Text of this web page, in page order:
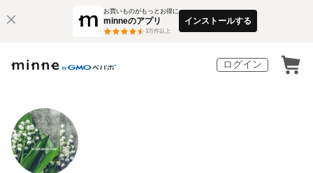
お買いものがもっとお得に
minneのアプリ
3万件以上
インストールする
ログイン